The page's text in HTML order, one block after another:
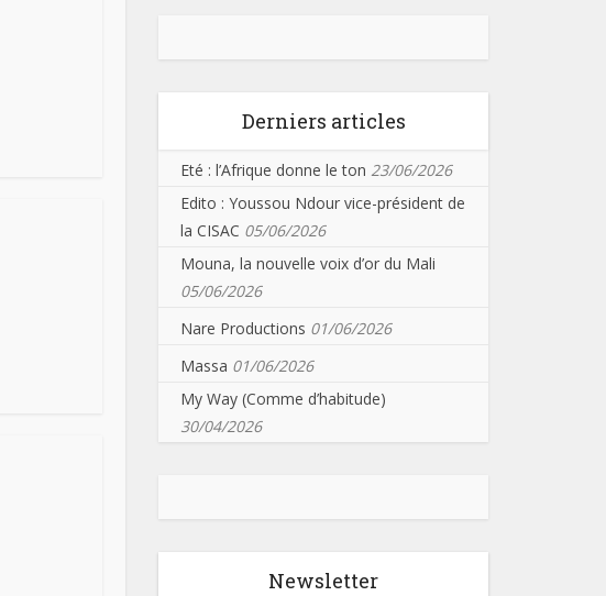
Derniers articles
Eté : l’Afrique donne le ton 23/06/2026
Edito : Youssou Ndour vice-président de
la CISAC 05/06/2026
Mouna, la nouvelle voix d’or du Mali
05/06/2026
Nare Productions 01/06/2026
Massa 01/06/2026
My Way (Comme d’habitude)
30/04/2026
Newsletter